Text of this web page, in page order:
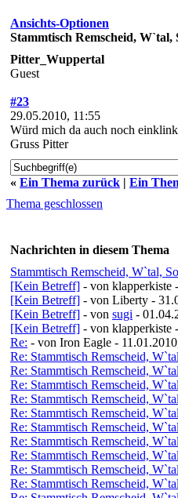
Ansichts-Optionen
Stammtisch Remscheid, W`tal,
Pitter_Wuppertal
Guest
#23
29.05.2010, 11:55
Würd mich da auch noch
Gruss Pitter
« Ein Thema zurück | Ein
Thema geschlossen
Nachrichten in diesem Thema
Stammtisch Remscheid, W`tal,
[Kein Betreff] - von klapperkiste
[Kein Betreff] - von Liberty -
[Kein Betreff] - von sugi -
[Kein Betreff] - von klapperkiste
Re: - von Iron Eagle -
Re: Stammtisch Remscheid,
Re: Stammtisch Remscheid,
Re: Stammtisch Remscheid,
Re: Stammtisch Remscheid,
Re: Stammtisch Remscheid,
Re: Stammtisch Remscheid,
Re: Stammtisch Remscheid,
Re: Stammtisch Remscheid,
Re: Stammtisch Remscheid,
Re: Stammtisch Remscheid,